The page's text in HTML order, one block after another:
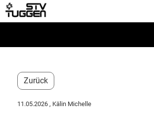
Zurück
11.05.2026 , Kälin Michelle